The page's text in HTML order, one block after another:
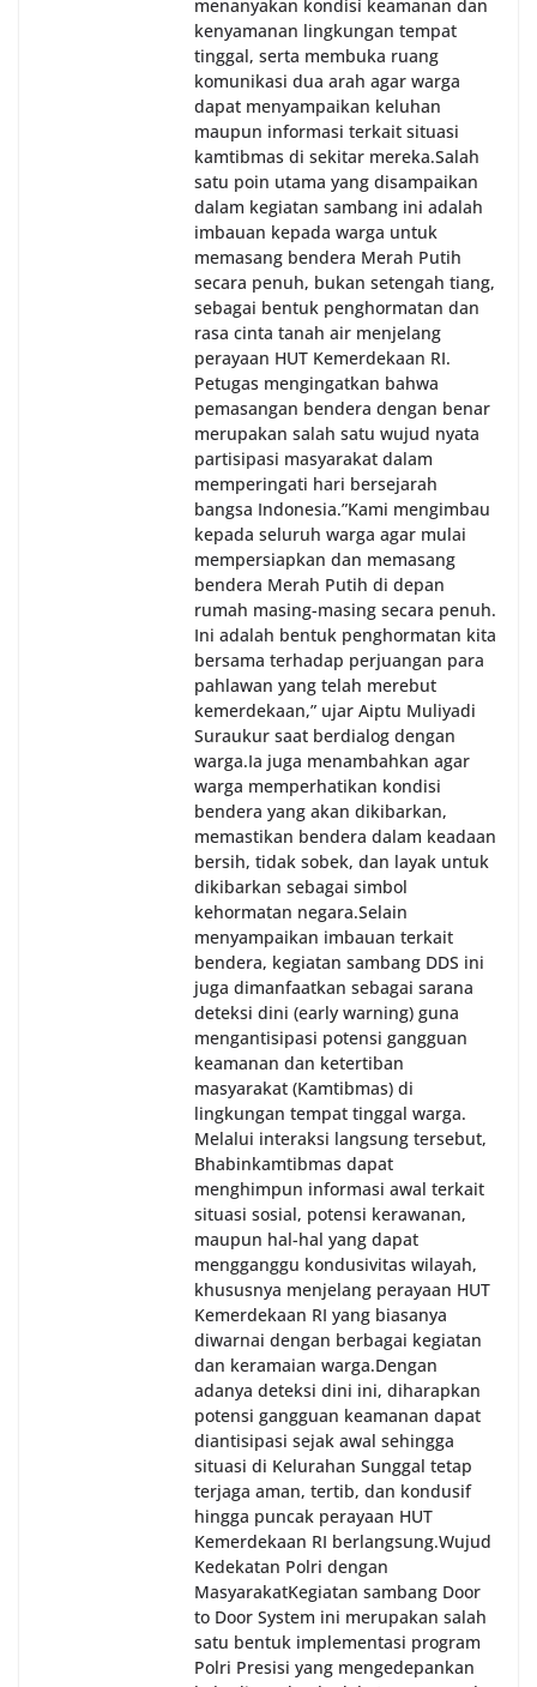
menanyakan kondisi keamanan dan
kenyamanan lingkungan tempat
tinggal, serta membuka ruang
komunikasi dua arah agar warga
dapat menyampaikan keluhan
maupun informasi terkait situasi
kamtibmas di sekitar mereka.‎‎‎Salah
satu poin utama yang disampaikan
dalam kegiatan sambang ini adalah
imbauan kepada warga untuk
memasang bendera Merah Putih
secara penuh, bukan setengah tiang,
sebagai bentuk penghormatan dan
rasa cinta tanah air menjelang
perayaan HUT Kemerdekaan RI.
Petugas mengingatkan bahwa
pemasangan bendera dengan benar
merupakan salah satu wujud nyata
partisipasi masyarakat dalam
memperingati hari bersejarah
bangsa Indonesia.‎‎”Kami mengimbau
kepada seluruh warga agar mulai
mempersiapkan dan memasang
bendera Merah Putih di depan
rumah masing-masing secara penuh.
Ini adalah bentuk penghormatan kita
bersama terhadap perjuangan para
pahlawan yang telah merebut
kemerdekaan,” ujar Aiptu Muliyadi
Suraukur saat berdialog dengan
warga.‎‎Ia juga menambahkan agar
warga memperhatikan kondisi
bendera yang akan dikibarkan,
memastikan bendera dalam keadaan
bersih, tidak sobek, dan layak untuk
dikibarkan sebagai simbol
kehormatan negara.‎‎‎Selain
menyampaikan imbauan terkait
bendera, kegiatan sambang DDS ini
juga dimanfaatkan sebagai sarana
deteksi dini (early warning) guna
mengantisipasi potensi gangguan
keamanan dan ketertiban
masyarakat (Kamtibmas) di
lingkungan tempat tinggal warga.
Melalui interaksi langsung tersebut,
Bhabinkamtibmas dapat
menghimpun informasi awal terkait
situasi sosial, potensi kerawanan,
maupun hal-hal yang dapat
mengganggu kondusivitas wilayah,
khususnya menjelang perayaan HUT
Kemerdekaan RI yang biasanya
diwarnai dengan berbagai kegiatan
dan keramaian warga.‎‎Dengan
adanya deteksi dini ini, diharapkan
potensi gangguan keamanan dapat
diantisipasi sejak awal sehingga
situasi di Kelurahan Sunggal tetap
terjaga aman, tertib, dan kondusif
hingga puncak perayaan HUT
Kemerdekaan RI berlangsung.‎‎Wujud
Kedekatan Polri dengan
Masyarakat‎Kegiatan sambang Door
to Door System ini merupakan salah
satu bentuk implementasi program
Polri Presisi yang mengedepankan